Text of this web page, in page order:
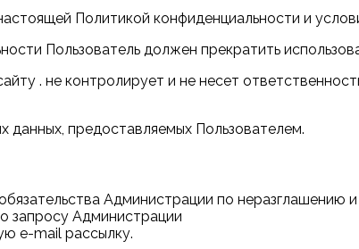
Политикой конфиденциальности и
Пользователь должен прекратить
. не контролирует и не несет
данных, предоставляемых Пользователем.
Администрации по
запросу Администрации
e-mail рассылку.